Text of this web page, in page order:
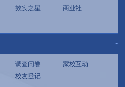
效实之星
商业社
调查问卷
家校互动
校友登记